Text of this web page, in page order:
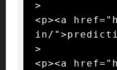
>
<p><a
in/
>
<p><a